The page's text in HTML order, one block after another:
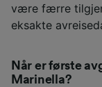
være færre
eksakte
Når er første
Marinella?